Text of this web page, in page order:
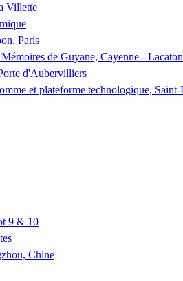
Villette
Paris
de Guyane, Cayenne -
d'Aubervilliers
et plateforme technologique,
9 & 10
Chine